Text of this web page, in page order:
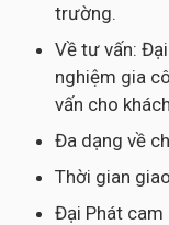
trường.
Về tư vấn:
nghiệm gia
vấn cho
Đa dạng về
Thời gian
Đại Phát cam